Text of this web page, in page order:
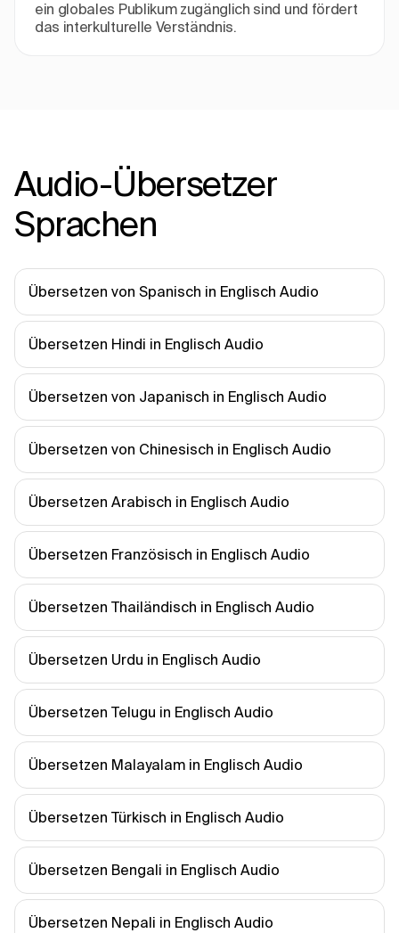
ein globales Publikum zugänglich sind und fördert
das interkulturelle Verständnis.
Audio-Übersetzer
Sprachen
Übersetzen von Spanisch in Englisch Audio
Übersetzen Hindi in Englisch Audio
Übersetzen von Japanisch in Englisch Audio
Übersetzen von Chinesisch in Englisch Audio
Übersetzen Arabisch in Englisch Audio
Übersetzen Französisch in Englisch Audio
Übersetzen Thailändisch in Englisch Audio
Übersetzen Urdu in Englisch Audio
Übersetzen Telugu in Englisch Audio
Übersetzen Malayalam in Englisch Audio
Übersetzen Türkisch in Englisch Audio
Übersetzen Bengali in Englisch Audio
Übersetzen Nepali in Englisch Audio